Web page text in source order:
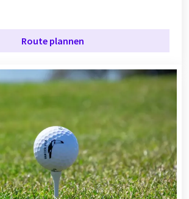
Route plannen